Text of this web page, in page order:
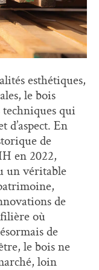
esthétiques,
le bois
techniques qui
d’aspect. En
de
en 2022,
un véritable
de
où
de
le bois ne
loin